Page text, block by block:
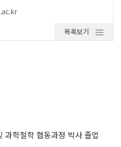
목록보기
과학철학 협동과정 박사 졸업